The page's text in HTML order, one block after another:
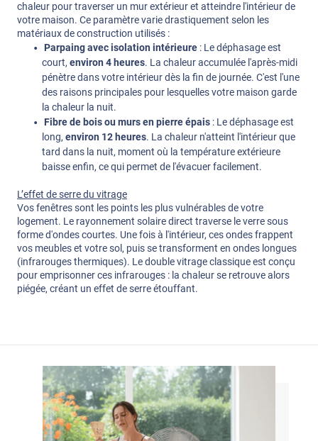
chaleur pour traverser un mur extérieur et atteindre l'intérieur de
votre maison. Ce paramètre varie drastiquement selon les
matériaux de construction utilisés :
Parpaing avec isolation intérieure: Le déphasage est
court, environ 4 heures. La chaleur accumulée l'après-midi
pénètre dans votre intérieur dès la fin de journée. C'est l'une
des raisons principales pour lesquelles votre maison garde
la chaleur la nuit.
Fibre de bois ou murs en pierre épais: Le déphasage est
long, environ 12 heures. La chaleur n'atteint l'intérieur que
tard dans la nuit, moment où la température extérieure
baisse enfin, ce qui permet de l'évacuer facilement.
L’effet de serre du vitrage
Vos fenêtres sont les points les plus vulnérables de votre
logement. Le rayonnement solaire direct traverse le verre sous
forme d'ondes courtes. Une fois à l'intérieur, ces ondes frappent
vos meubles et votre sol, puis se transforment en ondes longues
(infrarouges thermiques). Le double vitrage classique est conçu
pour emprisonner ces infrarouges : la chaleur se retrouve alors
piégée, créant un effet de serre étouffant.